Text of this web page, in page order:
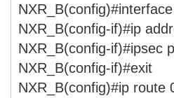
NXR_B(config-if)#ip
NXR_B(config-if)#ipsec
NXR_B(config-if)#exit
NXR_B(config)#ip route